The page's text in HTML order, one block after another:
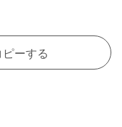
ーする